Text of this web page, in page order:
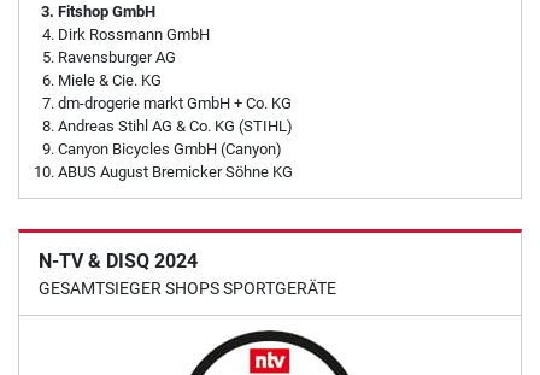
Fitshop GmbH
Dirk Rossmann GmbH
Ravensburger AG
Miele & Cie. KG
dm-drogerie markt GmbH + Co. KG
Andreas Stihl AG & Co. KG (STIHL)
Canyon Bicycles GmbH (Canyon)
ABUS August Bremicker Söhne KG
N-TV & DISQ 2024
GESAMTSIEGER SHOPS SPORTGERÄTE